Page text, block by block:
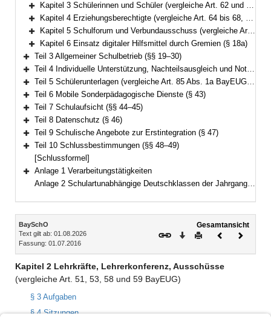
Bereich erweitern
Kapitel 3 Schülerinnen und Schüler (vergleiche Art. 62 und 63 BayEUG) (§§ 8–11)
Bereich erweitern
Kapitel 4 Erziehungsberechtigte (vergleiche Art. 64 bis 68, 74 und 76 BayEUG) (§§ 12–16)
Bereich erweitern
Kapitel 5 Schulforum und Verbundausschuss (vergleiche Art. 69 und 32a BayEUG) (§§ 17–18)
Bereich erweitern
Kapitel 6 Einsatz digitaler Hilfsmittel durch Gremien (§ 18a)
Bereich erweitern
Teil 3 Allgemeiner Schulbetrieb (§§ 19–30)
Bereich erweitern
Teil 4 Individuelle Unterstützung, Nachteilsausgleich und Notenschutz (§§ 31–36)
Bereich erweitern
Teil 5 Schülerunterlagen (vergleiche Art. 85 Abs. 1a BayEUG) (§§ 37–42)
Bereich erweitern
Teil 6 Mobile Sonderpädagogische Dienste (§ 43)
Bereich erweitern
Teil 7 Schulaufsicht (§§ 44–45)
Bereich erweitern
Teil 8 Datenschutz (§ 46)
Bereich erweitern
Teil 9 Schulische Angebote zur Erstintegration (§ 47)
Bereich erweitern
Teil 10 Schlussbestimmungen (§§ 48–49)
[Schlussformel]
Bereich erweitern
Anlage 1 Verarbeitungstätigkeiten
Anlage 2 Schulartunabhängige Deutschklassen der Jahrgangsstufen 5 und 6
Inhalt
BaySchO
Text gilt ab: 01.08.2026
Fassung: 01.07.2016
Gesamtansicht
Download
DruckenVorheriges
Kapitel 2 Lehrkräfte, Lehrerkonferenz, Ausschüsse
(vergleiche Art. 51, 53, 58 und 59 BayEUG)
§ 3 Aufgaben
§ 4 Sitzungen